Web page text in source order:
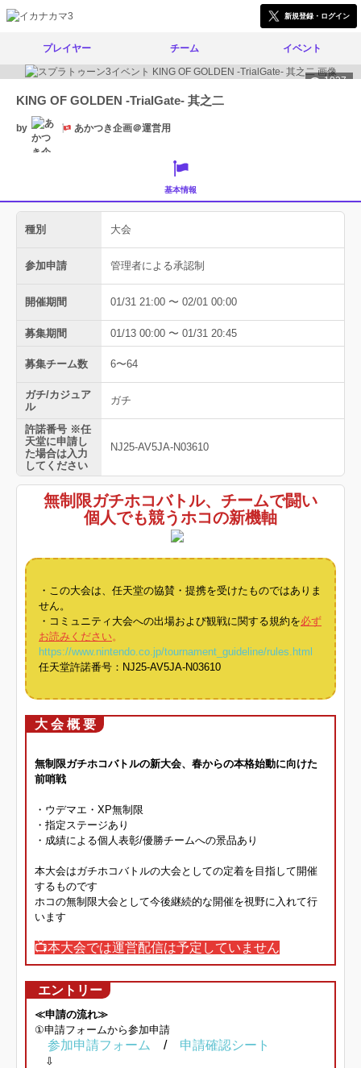
新規登録・ログイン
プレイヤー チーム イベント
1037
KING OF GOLDEN -TrialGate- 其之二
by あかつき企画＠運営用
基本情報
種別 大会
参加申請 管理者による承認制
開催期間 01/31 21:00 〜 02/01 00:00
募集期間 01/13 00:00 〜 01/31 20:45
募集チーム数 6〜64
ガチ/カジュア
ル
ガチ
許諾番号 ※任
天堂に申請し
た場合は入力
してください
NJ25-AV5JA-N03610
無制限ガチホコバトル、チームで闘い
個人でも競うホコの新機軸
・この大会は、任天堂の協賛・提携を受けたものではありま
せん。
・コミュニティ大会への出場および観戦に関する規約を必ず
お読みください。
https://www.nintendo.co.jp/tournament_guideline/rules.html
任天堂許諾番号：NJ25-AV5JA-N03610
大 会 概 要
無制限ガチホコバトルの新大会、春からの本格始動に向けた
前哨戦
・ウデマエ・XP無制限
・指定ステージあり
・成績による個人表彰/優勝チームへの景品あり
本大会はガチホコバトルの大会としての定着を目指して開催
するものです
ホコの無制限大会として今後継続的な開催を視野に入れて行
います
📺本大会では運営配信は予定していません
エントリー
≪申請の流れ≫
①申請フォームから参加申請
参加申請フォーム / 申請確認シート
⇩